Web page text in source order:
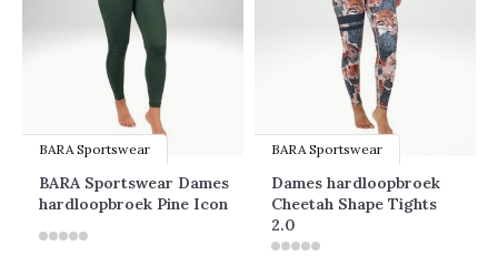
BARA Sportswear
BARA Sportswear Dames
hardloopbroek Pine Icon
BARA Sportswear
Dames hardloopbroek
Cheetah Shape Tights
2.0